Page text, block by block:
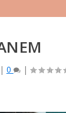
| 0 |